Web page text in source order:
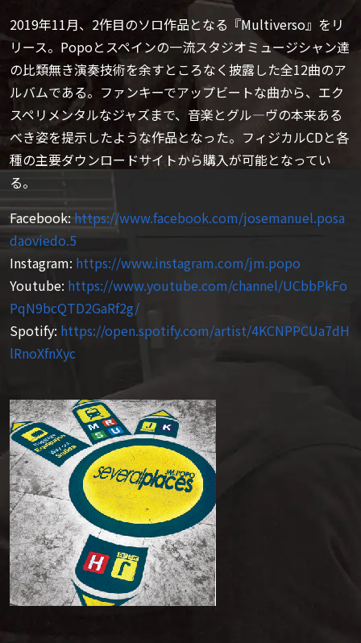
2019年11月、2作目のソロ作品となる『Multiverso』をリ
リース。Popoとスペインの一流スタジオミュージシャン達
の比類無き演奏技術を余すところなく披露した全12曲のア
ルバムである。ファンキーでアップビートな曲から、エク
スペリメンタルなジャズまで、音楽とグル―ヴの本来ある
べき姿を提示したような作品となった。フィジカルCDと各
種の主要ダウンロードサイトから購入が可能となってい
る。
Facebook:https://www.facebook.com/josemanuel.posa
daoviedo.5
Instagram: https://www.instagram.com/jm.popo
Youtube: https://www.youtube.com/channel/UCbbPkFo
PqN9bcQTD2GaRf2g/
Spotify: https://open.spotify.com/artist/4KCNPPCUa7dH
lRnoXfnXyc